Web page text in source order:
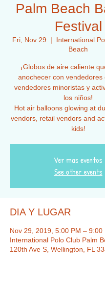
Palm Beach
Festival
Fri, Nov 29
  |
International
Beach
¡Globos de aire caliente
anochecer con vendedores
vendedores minoristas y
los niños!
Hot air balloons glowing at
vendors, retail vendors and
kids!
Ver mas eventos
See other events
DIA Y LUGAR
Nov 29, 2019, 5:00 PM – 9:00
International Polo Club Palm
120th Ave S, Wellington, FL